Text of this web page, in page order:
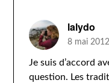
lalydo
8 mai
Je suis d’accord
question. Les